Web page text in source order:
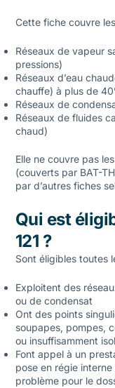
Cette fiche couvre
Réseaux de vapeur
pressions)
Réseaux d’eau
chauffe) à plus de
Réseaux de
Réseaux de fluides
chaud)
Elle ne couvre pas
(couverts par BAT-
par d’autres fiches
Qui est
121 ?
Sont éligibles toutes
Exploitent des
ou de condensat
Ont des points
soupapes, pompes,
ou insuffisamment
Font appel à un
pose en régie
problème pour le